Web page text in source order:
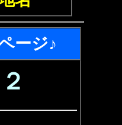
ージ♪
２